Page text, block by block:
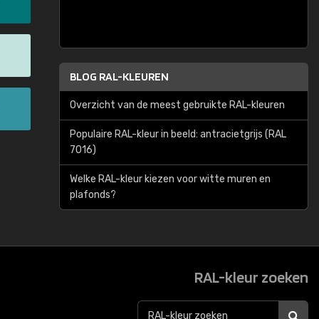
BLOG RAL-KLEUREN
Overzicht van de meest gebruikte RAL-kleuren
Populaire RAL-kleur in beeld: antracietgrijs (RAL
7016)
Welke RAL-kleur kiezen voor witte muren en
plafonds?
RAL-kleur zoeken